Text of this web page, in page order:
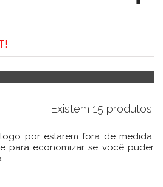
Existem 15 produtos.
por estarem fora de medida.
para economizar se você puder